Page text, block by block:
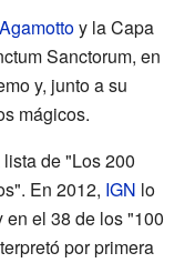
y la Capa
Sanctorum, en
y, junto a su
mágicos.
de "Los 200
En 2012, IGN lo
el 38 de los "100
por primera